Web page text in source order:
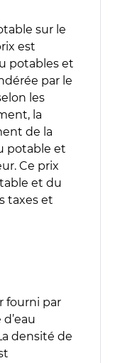
sur le
est
potables et
par le
les
la
de la
potable et
Ce prix
et du
taxes et
fourni par
densité de